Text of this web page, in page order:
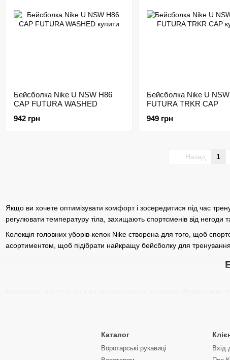
Якщо ви хочете оптимізувати комфорт і зосередитися під час
регулювати температуру тіла, захищають спортсменів від негоди
Колекція головних уборів-кепок Nike створена для того, щоб
асортиментом, щоб підібрати найкращу бейсболку для
займаєтеся спортом, не бігаєте і не займаєтеся активним
Nike - найнадійніший бренд у галузі спортивних головних уборів.
Бейсболка Nike U NSW H86
CAP FUTURA WASHED
942 грн
Бейсболка Nike U
FUTURA TRKR CAP
949 грн
Назад 1
Каталог
Воротарські рукавиці
Вхід